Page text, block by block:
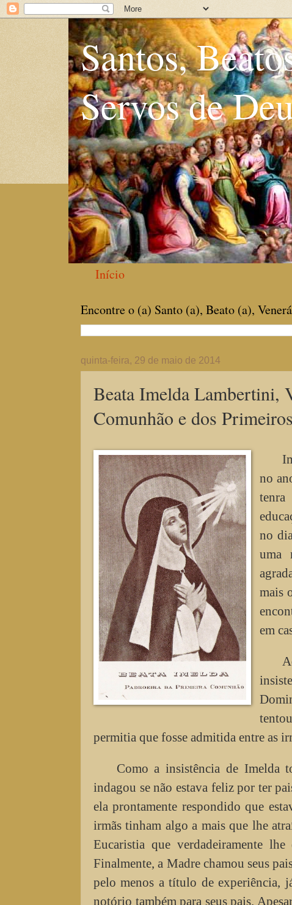
Santos,
Servos de
Início
Encontre o (a) Santo (a), Beato (a),
quinta-feira, 29 de maio de 2014
Beata Imelda Lambertini,
Comunhão e dos
no
no
uma
mais
em
permitia que fosse admitida entre as
Como a insistência de Imelda
indagou se não estava feliz por ter
ela prontamente respondido que
irmãs tinham algo a mais que lhe
Eucaristia que verdadeiramente
Finalmente, a Madre chamou seus
pelo menos a título de experiência,
notório também para seus pais.